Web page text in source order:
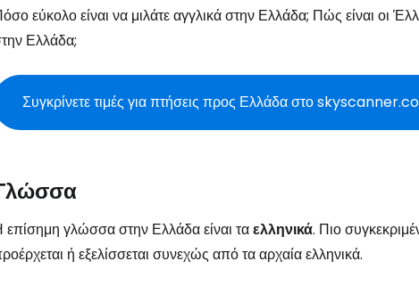
εύκολο είναι να μιλάτε αγγλικά στην Ελλάδα; Πώς είναι οι
Ελλάδα;
Συγκρίνετε τιμές για πτήσεις προς Ελλάδα στο
επίσημη γλώσσα στην Ελλάδα είναι ταελληνικά. Πιο
ή εξελίσσεται συνεχώς από τα αρχαία ελληνικά.